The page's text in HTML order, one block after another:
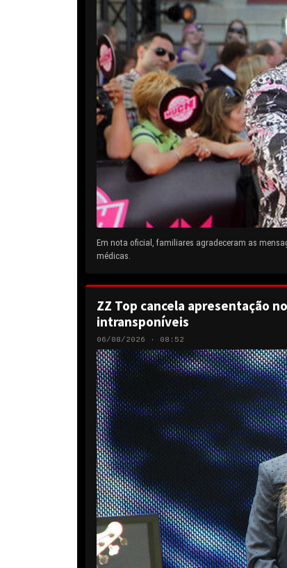
Em nota oficial, familiares agradeceram as
médicas.
ZZ Top cancela apresentação
intransponíveis
06/08/2026 · 08:52